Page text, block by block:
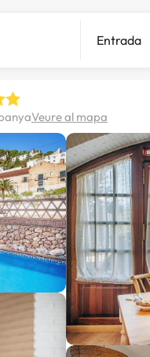
Entrada
Veure al mapa